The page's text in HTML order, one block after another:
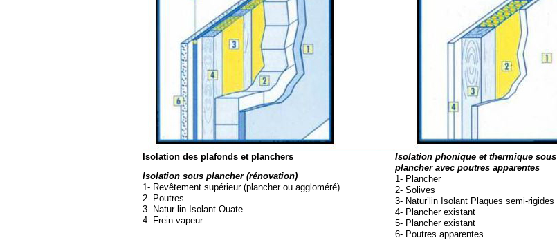
Isolation des plafonds et planchers
Isolation sous plancher (rénovation)
1- Revêtement supérieur (plancher ou aggloméré)
2- Poutres
3- Natur- lin Isolant Ouate
4- Frein vapeur
Isolation phonique et thermique sous
plancher avec poutres apparentes
1- Plancher
2- Solives
3- Natur’lin Isolant Plaques semi-rigides
4- Plancher existant
5- Plancher existant
6- Poutres apparentes